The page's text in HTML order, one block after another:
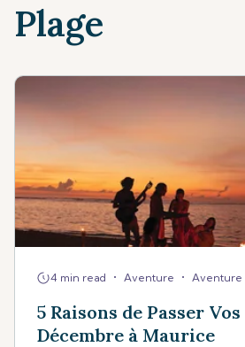
Plage
4 min read • Aventure • Aventure
5 Raisons de Passer
Décembre à Maurice